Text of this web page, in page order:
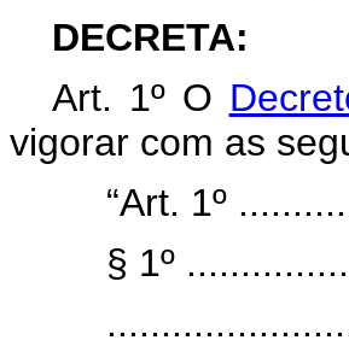
DECRETA:
Art. 1º O
vigorar com as
“Art. 1º
§ 1º